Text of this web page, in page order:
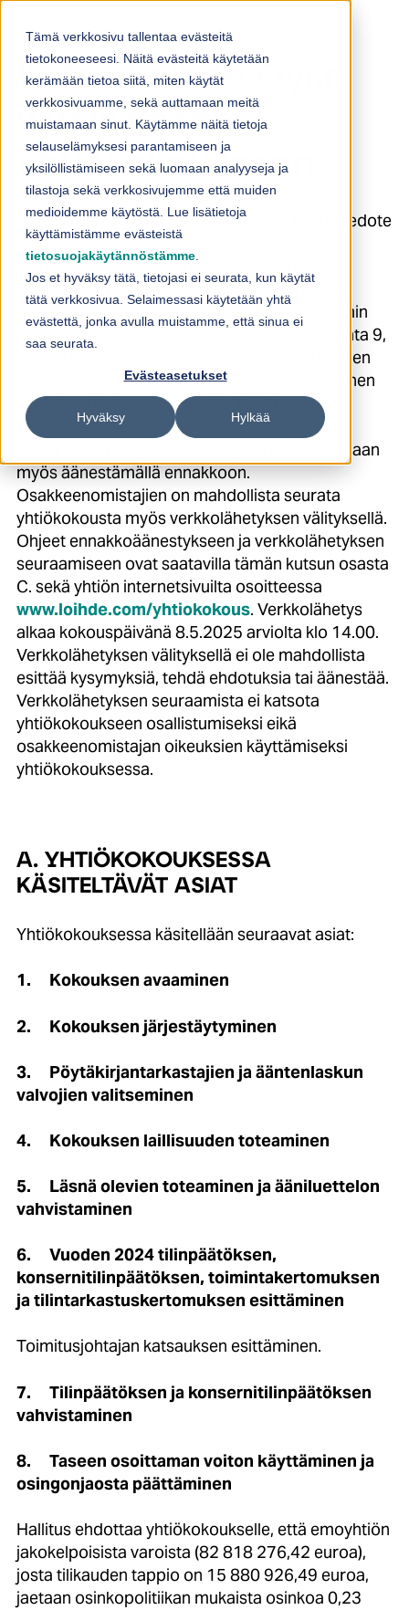
Tämä verkkosivu tallentaa evästeitä
tietokoneeseesi. Näitä evästeitä käytetään
kerämään tietoa siitä, miten käytät
verkkosivuamme, sekä auttamaan meitä
muistamaan sinut. Käytämme näitä tietoja
selauselämyksesi parantamiseen ja
yksilöllistämiseen sekä luomaan analyyseja ja
tilastoja sekä verkkosivujemme että muiden
medioidemme käytöstä. Lue lisätietoja
käyttämistämme evästeistä
tietosuojakäytännöstämme
Jos et hyväksy tätä, tietojasi ei seurata, kun käytät
tätä verkkosivua. Selaimessasi käytetään yhtä
evästettä, jonka avulla muistamme, että sinua ei
saa seurata.
Evästeasetukset
Hyväksy Hylkää
Kutsu Loihde Oyj:n
varsinaiseen
yhtiökokoukseen
25.3.2025 14:30:00 EET | Loihde Oyj | Yhtiötiedote
Loihde Oyj:n osakkeenomistajat kutsutaan
varsinaiseen yhtiökokoukseen, joka pidetään
torstaina 8.5.2025 klo 14.00 Seinäjoella Framin
auditoriossa osoitteessa Frami B, Kampusranta 9,
60320 Seinäjoki. Kokoukseen ilmoittautuneiden
vastaanottaminen ja äänestyslippujen jakaminen
aloitetaan kokouspaikalla klo 13.00.
Osakkeenomistajat voivat käyttää äänioikeuttaan
myös äänestämällä ennakkoon.
Osakkeenomistajien on mahdollista seurata
yhtiökokousta myös verkkolähetyksen välityksellä.
Ohjeet ennakkoäänestykseen ja verkkolähetyksen
seuraamiseen ovat saatavilla tämän kutsun osasta
C. sekä yhtiön internetsivuilta osoitteessa
www.loihde.com/yhtiokokous. Verkkolähetys
alkaa kokouspäivänä 8.5.2025 arviolta klo 14.00.
Verkkolähetyksen välityksellä ei ole mahdollista
esittää kysymyksiä, tehdä ehdotuksia tai äänestää.
Verkkolähetyksen seuraamista ei katsota
yhtiökokoukseen osallistumiseksi eikä
osakkeenomistajan oikeuksien käyttämiseksi
yhtiökokouksessa.
A. YHTIÖKOKOUKSESSA
KÄSITELTÄVÄT ASIAT
Yhtiökokouksessa käsitellään seuraavat asiat:
1. Kokouksen avaaminen
2. Kokouksen järjestäytyminen
3. Pöytäkirjantarkastajien ja ääntenlaskun
valvojien valitseminen
4. Kokouksen laillisuuden toteaminen
5. Läsnä olevien toteaminen ja ääniluettelon
vahvistaminen
6. Vuoden 2024 tilinpäätöksen,
konsernitilinpäätöksen, toimintakertomuksen
ja tilintarkastuskertomuksen esittäminen
Toimitusjohtajan katsauksen esittäminen.
7. Tilinpäätöksen ja konsernitilinpäätöksen
vahvistaminen
8. Taseen osoittaman voiton käyttäminen ja
osingonjaosta päättäminen
Hallitus ehdottaa yhtiökokoukselle, että emoyhtiön
jakokelpoisista varoista (82 818 276,42 euroa),
josta tilikauden tappio on 15 880 926,49 euroa,
jaetaan osinkopolitiikan mukaista osinkoa 0,23